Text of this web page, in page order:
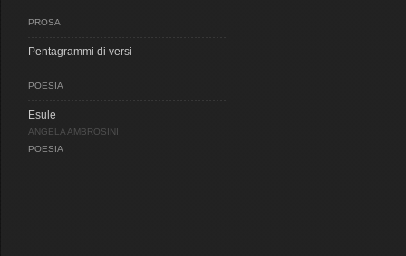
PROSA
Pentagrammi di versi
POESIA
Esule
ANGELA AMBROSINI
POESIA